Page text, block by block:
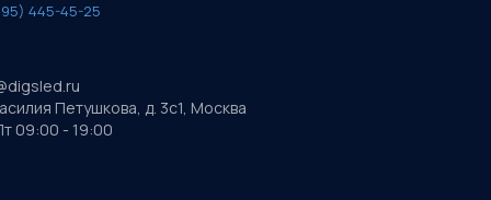
445-45-25
Петушкова, д. 3с1, Москва
09:00 - 19:00